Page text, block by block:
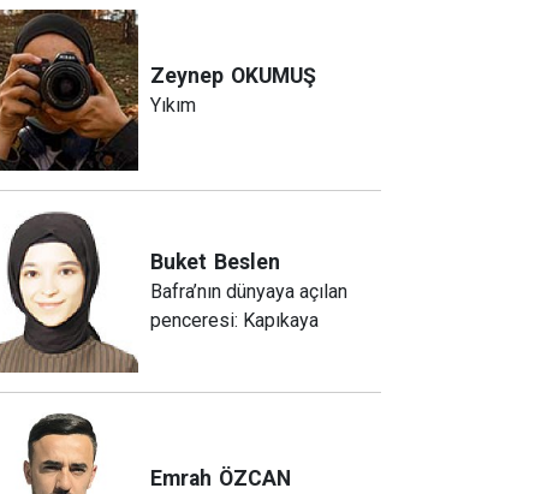
Zeynep OKUMUŞ
Yıkım
Buket Beslen
Bafra’nın dünyaya açılan
penceresi: Kapıkaya
Emrah ÖZCAN